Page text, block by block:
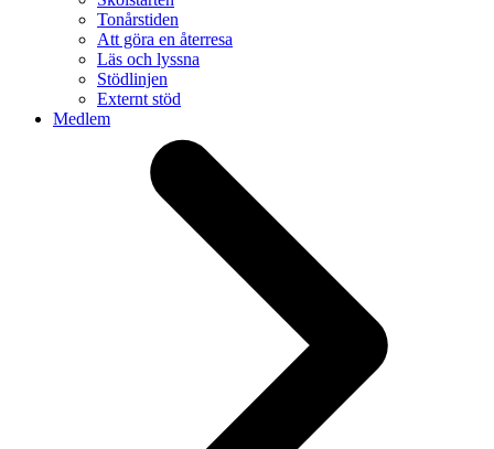
Tonårstiden
Att göra en återresa
Läs och lyssna
Stödlinjen
Externt stöd
Medlem